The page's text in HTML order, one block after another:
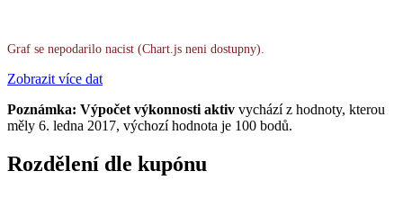
Graf se nepodarilo nacist (Chart.js neni dostupny).
Zobrazit více dat
Poznámka: Výpočet výkonnosti aktiv vychází z hodnoty, kterou
měly 6. ledna 2017, výchozí hodnota je 100 bodů.
Rozdělení dle kupónu